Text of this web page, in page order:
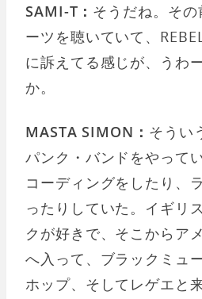
SAMI-T： そうだね。そ
ーツを聴いていて、
に訴えてる感じが、うわ
か。
MASTA SIMON： そうい
パンク・バンドをやって
コーディングをしたり、
ったりしていた。イギリ
クが好きで、そこからア
へ入って、ブラックミュ
ホップ、そしてレゲエと来